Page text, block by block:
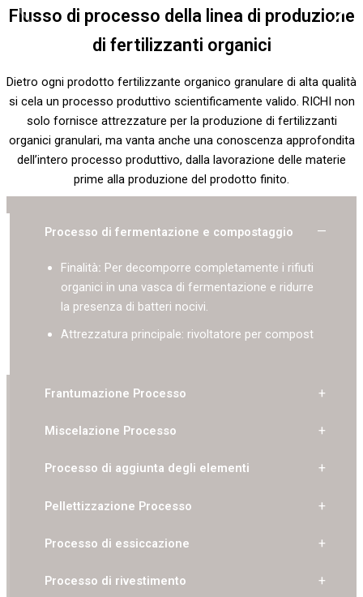
Flusso di processo della linea di produzione
di fertilizzanti organici
Dietro ogni prodotto fertilizzante organico granulare di alta qualità
si cela un processo produttivo scientificamente valido. RICHI non
solo fornisce attrezzature per la produzione di fertilizzanti
organici granulari, ma vanta anche una conoscenza approfondita
dell’intero processo produttivo, dalla lavorazione delle materie
prime alla produzione del prodotto finito.
Processo di fermentazione e compostaggio
Finalità: Per decomporre completamente i rifiuti
organici in una vasca di fermentazione e ridurre
la presenza di batteri nocivi.
Attrezzatura principale: rivoltatore per compost
Frantumazione Processo
Miscelazione Processo
Processo di aggiunta degli elementi
Pellettizzazione Processo
Processo di essiccazione
Processo di rivestimento